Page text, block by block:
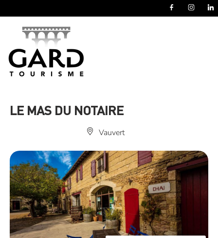
LE MAS DU NOTAIRE
Vauvert